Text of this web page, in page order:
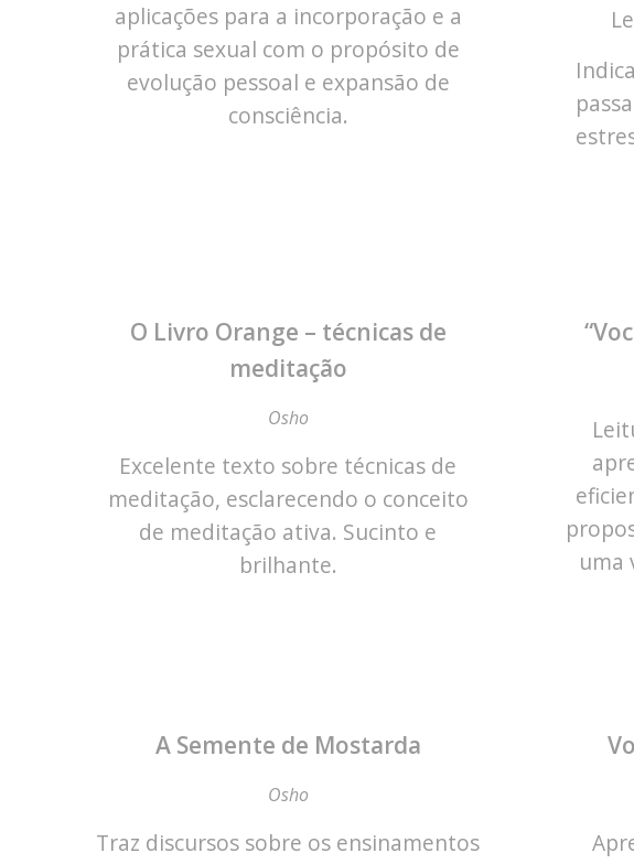
aplicações para a incorporação e a
prática sexual com o propósito de
evolução pessoal e expansão de
consciência.
O Livro Orange – técnicas de
meditação
Osho
Excelente texto sobre técnicas de
meditação, esclarecendo o conceito
de meditação ativa. Sucinto e
brilhante.
uma
A Semente de Mostarda
Osho
Traz discursos sobre os ensinamentos